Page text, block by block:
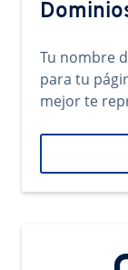
Tu nombre
para tu
mejor te